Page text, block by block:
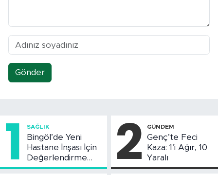
Gönder
1 SAĞLIK
Bingöl’de Yeni
Hastane İnşası İçin
Değerlendirme
Toplantısı Yapıldı
2 GÜNDEM
Genç’te Feci
Kaza: 1’i Ağır, 10
Yaralı